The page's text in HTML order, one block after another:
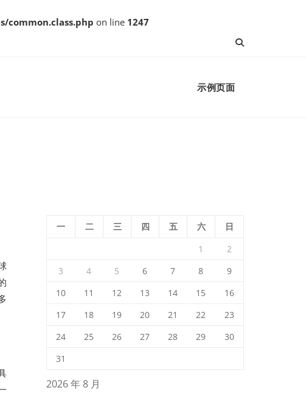
on line 1247
示例页面
2026 年 8 月
一 二 三 四 五 六
日
1
2
3
4 5 6 7 8
9
10
11 12 13 14 15
16
17
18 19 20 21 22
23
24
25 26 27 28 29
30
31